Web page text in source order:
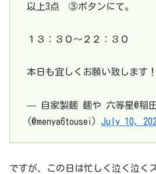
以上3点 ③ボタンにて。
１３：３０〜２２：３０
本日も宜しくお願い致します！
— 自家製麺 麺や 六等星@稲
(@menya6tousei) July 10,
ですが、この日は忙しく泣く泣